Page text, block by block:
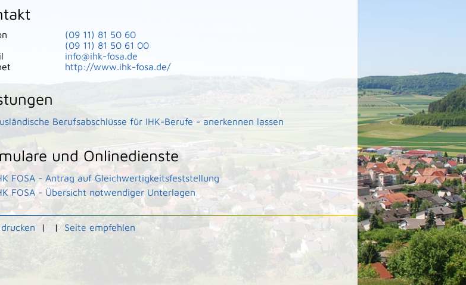
(09 11) 81 50 60
(09 11) 81 50 61 00
info@ihk-fosa.de
http://www.ihk-fosa.de/
Berufsabschlüsse für IHK-Berufe - anerkennen lassen
und Onlinedienste
FOSA - Antrag auf Gleichwertigkeitsfeststellung
FOSA - Übersicht notwendiger Unterlagen
| | Seite empfehlen